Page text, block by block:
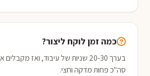
כמה זמן לוקח ליצור?
בערך 20-30 שניות של עיבוד, ואז
סה"כ פחות מדקה וחצי.